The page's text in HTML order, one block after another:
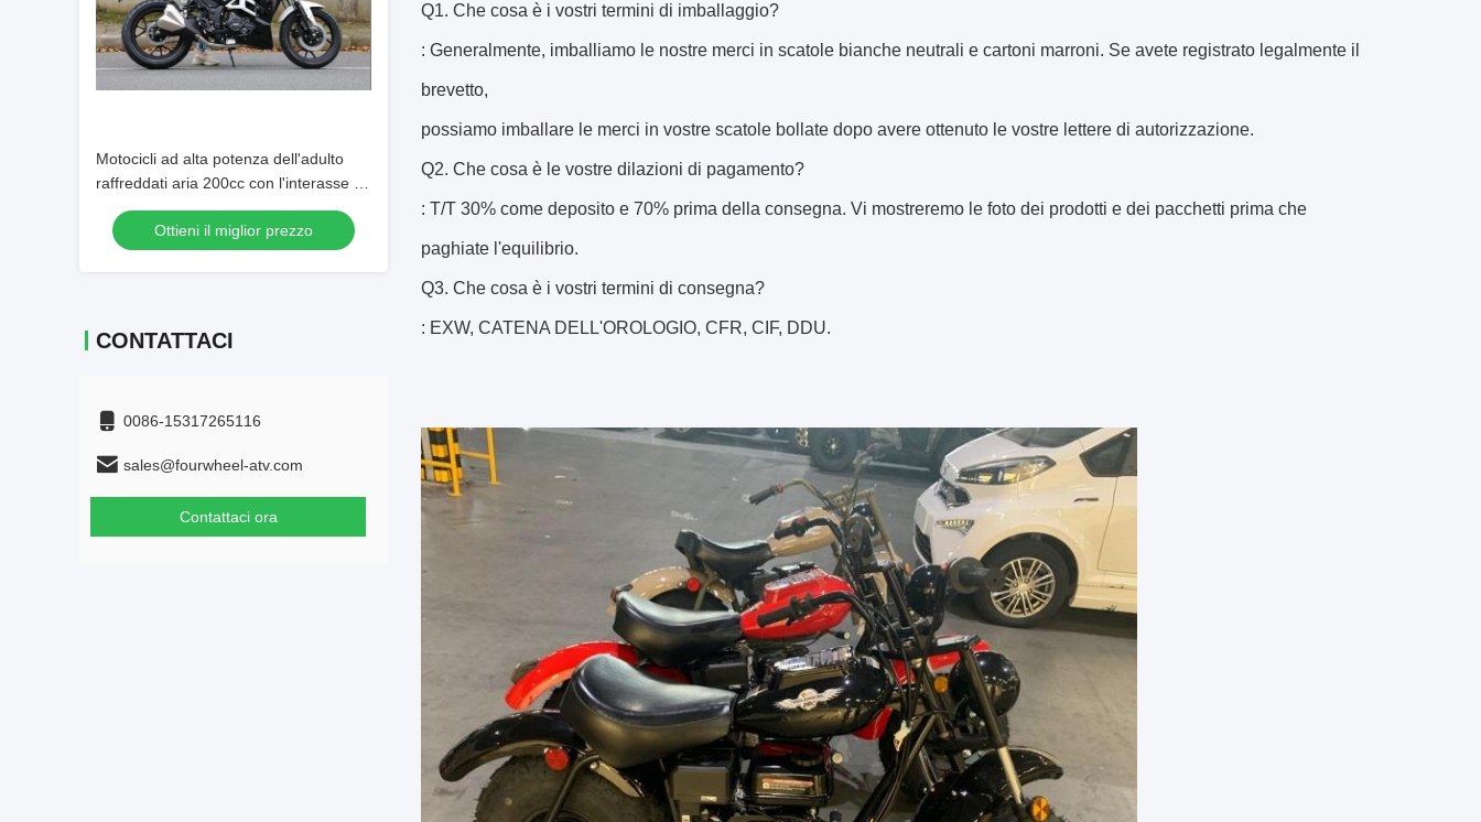
Motocicli ad alta potenza dell'adulto
raffreddati aria 200cc con l'interasse di
1430mm
Ottieni il miglior prezzo
CONTATTACI
0086-15317265116
sales@fourwheel-atv.com
Contattaci ora
Q1. Che cosa è i vostri termini di imballaggio?
: Generalmente, imballiamo le nostre merci in scatole bianche neutrali e cartoni marroni. Se avete registrato legalmente il
brevetto,
possiamo imballare le merci in vostre scatole bollate dopo avere ottenuto le vostre lettere di autorizzazione.
Q2. Che cosa è le vostre dilazioni di pagamento?
: T/T 30% come deposito e 70% prima della consegna. Vi mostreremo le foto dei prodotti e dei pacchetti prima che
paghiate l'equilibrio.
Q3. Che cosa è i vostri termini di consegna?
: EXW, CATENA DELL'OROLOGIO, CFR, CIF, DDU.